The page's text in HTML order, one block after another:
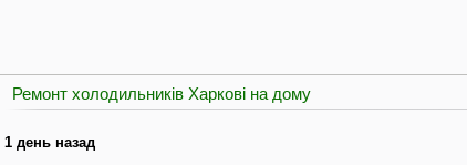
Ремонт холодильників Харкові на дому
1 день назад